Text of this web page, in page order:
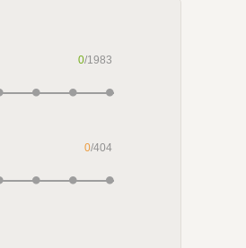
0/1983
0/404